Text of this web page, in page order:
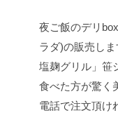
夜ご飯のデリ
ラダ)の販売しま
塩麹グリル」 笹
食べた方が驚く
電話で注文頂け